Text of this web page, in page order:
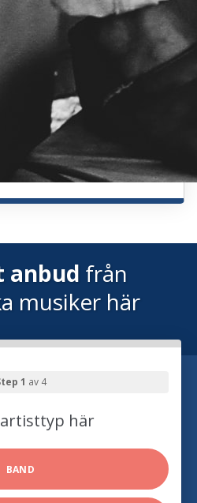
anbud från
musiker här
1 av 4
här
BAND